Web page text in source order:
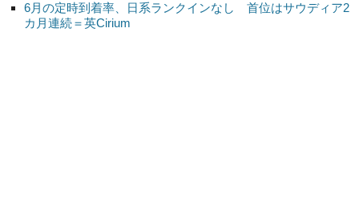
6月の定時到着率、日系ランクインなし 首位はサウディア2
カ月連続＝英Cirium